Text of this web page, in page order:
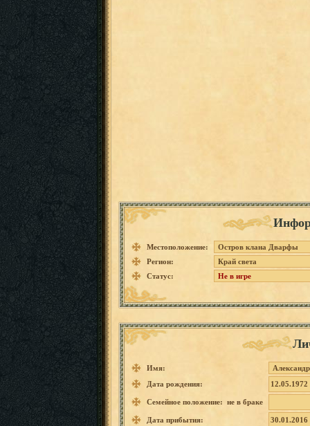
Местоположение:
Остров клана Дварфы
Регион:
Край света
Статус:
Не в игре
Имя:
Александр
Дата рождения:
12.05.1972
Семейное положение: не в браке
Дата прибытия:
30.01.2016